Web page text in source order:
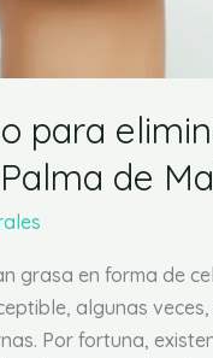
para
de
grasa en forma de
algunas
Por fortuna,